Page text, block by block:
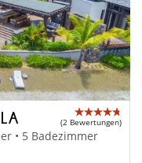
(2 Bewertungen)
• 5 Badezimmer